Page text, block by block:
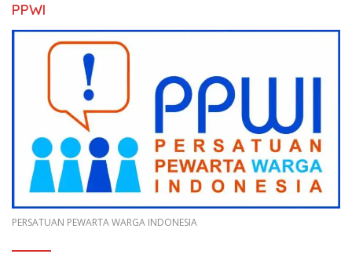
PPWI
PERSATUAN PEWARTA WARGA INDONESIA